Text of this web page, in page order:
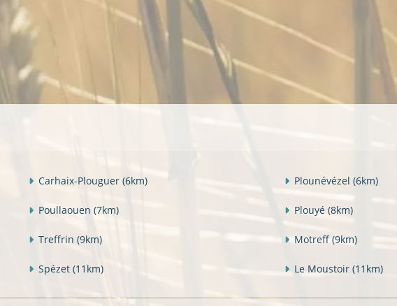
Carhaix-Plouguer (6km) Plounévézel (6km)
Poullaouen (7km) Plouyé (8km)
Treffrin (9km) Motreff (9km)
Spézet (11km) Le Moustoir (11km)